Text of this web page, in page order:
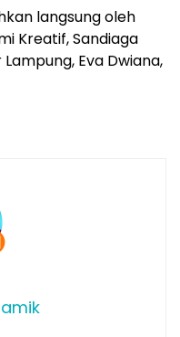
langsung oleh
Kreatif, Sandiaga
Eva Dwiana,